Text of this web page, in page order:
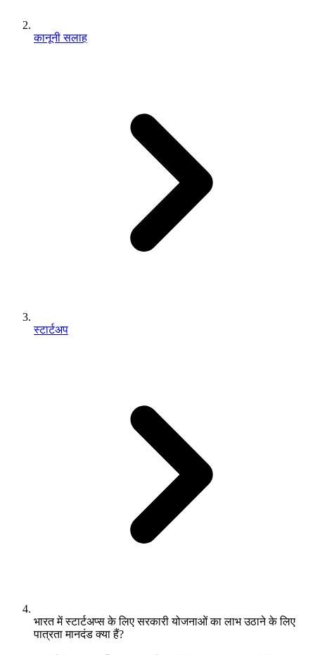
कानूनी सलाह
स्टार्टअप
भारत में स्टार्टअप्स के लिए सरकारी योजनाओं का लाभ उठाने के लिए
पात्रता मानदंड क्या हैं?